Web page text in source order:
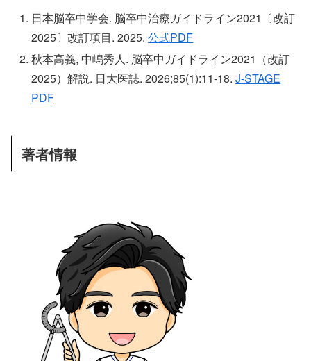
日本脳卒中学会. 脳卒中治療ガイドライン2021〔改訂
2025〕改訂項目. 2025.公式PDF
秋本高義, 中嶋秀人. 脳卒中ガイドライン2021（改訂
2025）解説. 日大医誌. 2026;85(1):11-18.J-STAGE
PDF
著者情報